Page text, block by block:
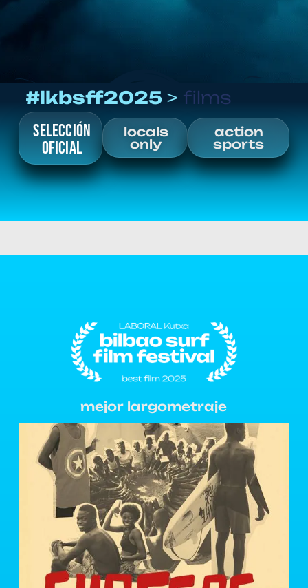
#lkbsff2025 > films
SELECCIÓN
OFICIAL
locals
only
action
sports
mejor largometraje